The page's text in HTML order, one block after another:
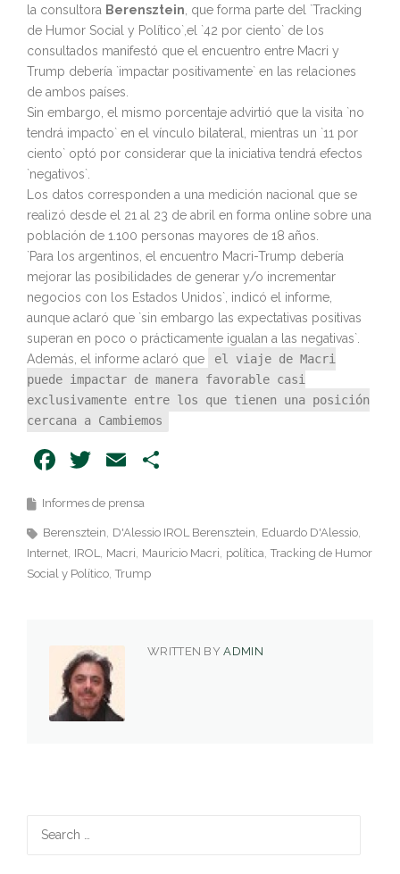
la consultora Berensztein, que forma parte del `Tracking
de Humor Social y Político`,el `42 por ciento` de los
consultados manifestó que el encuentro entre Macri y
Trump debería `impactar positivamente` en las relaciones
de ambos países.
Sin embargo, el mismo porcentaje advirtió que la visita `no
tendrá impacto` en el vínculo bilateral, mientras un `11 por
ciento` optó por considerar que la iniciativa tendrá efectos
`negativos`.
Los datos corresponden a una medición nacional que se
realizó desde el 21 al 23 de abril en forma online sobre una
población de 1.100 personas mayores de 18 años.
`Para los argentinos, el encuentro Macri-Trump debería
mejorar las posibilidades de generar y/o incrementar
negocios con los Estados Unidos`, indicó el informe,
aunque aclaró que `sin embargo las expectativas positivas
superan en poco o prácticamente igualan a las negativas`.
Además, el informe aclaró que
el viaje de Macri
puede impactar de manera favorable casi
exclusivamente entre los que tienen una posición
cercana a Cambiemos
Facebook
Twitter
Email
Informes de prensa
Berensztein D'Alessio IROL Berensztein Eduardo D'Alessio
Internet IROL Macri Mauricio Macri política Tracking de Humor
Social y Político Trump
WRITTEN BYADMIN